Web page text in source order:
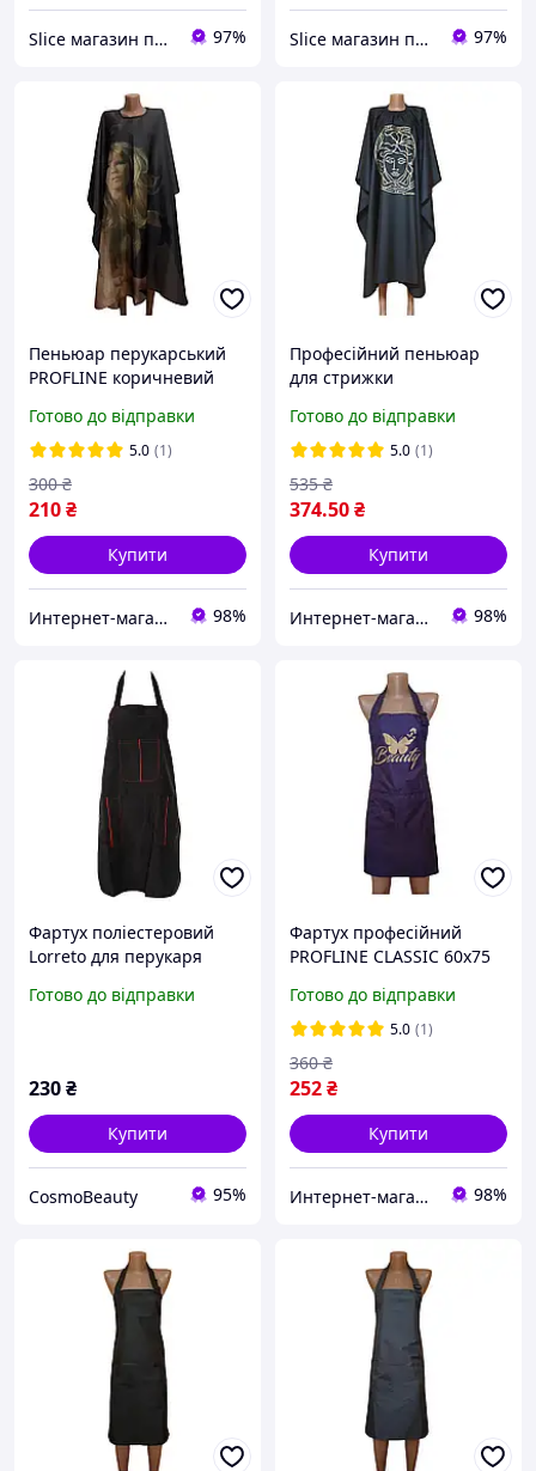
Slice магазин перукарських та манікюрних товарів 97% Slice магазин перукарських та манікюрних товарів 97%
Пеньюар перукарський
PROFLINE коричневий
стрижки/фарбування. Арт
К1458
Готово до відправки
5.0 (1)
210₴
300 ₴
Купити
Интернет-магазин PROFLINE 98%
Професійний пеньюар
для стрижки
145х145 см Чорний
(накидка перукарська)
Готово до відправки
5.0 (1)
374.50₴
535 ₴
Купити
Интернет-магазин PROFLINE 98%
Фартух поліестеровий
Lorreto для перукаря
Готово до відправки
230₴
Купити
CosmoBeauty 95%
Фартух професійний
PROFLINE CLASSIC 60х75
перукаря та майстра
манікюру (Плащівка).Арт
V6075
Готово до відправки
5.0 (1)
252₴
360 ₴
Купити
Интернет-магазин PROFLINE 98%